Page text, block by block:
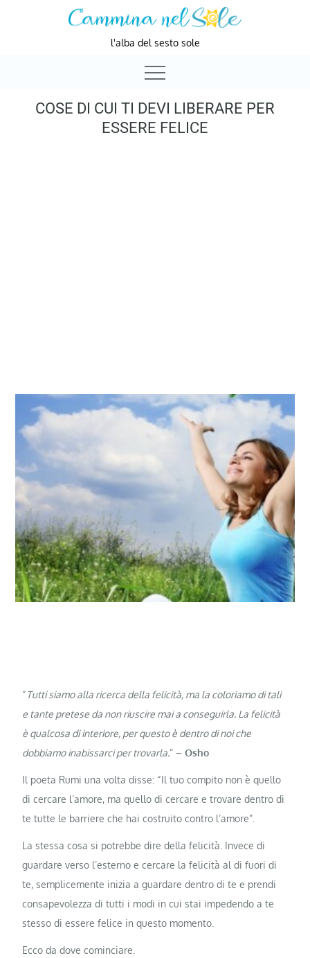
l'alba del sesto sole
COSE DI CUI TI DEVI LIBERARE PER
ESSERE FELICE
“Tutti siamo alla ricerca della felicità, ma la coloriamo di tali
e tante pretese da non riuscire mai a conseguirla. La felicità
è qualcosa di interiore, per questo è dentro di noi che
dobbiamo inabissarci per trovarla.” –Osho
Il poeta Rumi una volta disse: “Il tuo compito non è quello
di cercare l’amore, ma quello di cercare e trovare dentro di
te tutte le barriere che hai costruito contro l’amore”.
La stessa cosa si potrebbe dire della felicità. Invece di
guardare verso l’esterno e cercare la felicità al di fuori di
te, semplicemente inizia a guardare dentro di te e prendi
consapevolezza di tutti i modi in cui stai impedendo a te
stesso di essere felice in questo momento.
Ecco da dove cominciare.